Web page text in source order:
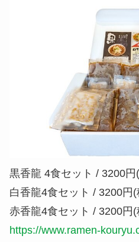
黒香龍 4食セット / 3200円
白香龍4食セット / 3200円(
赤香龍4食セット / 3200円(
https://www.ramen-